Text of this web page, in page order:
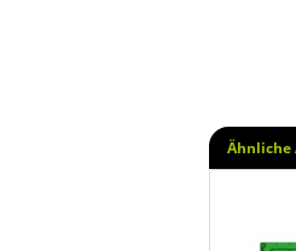
Ähnliche